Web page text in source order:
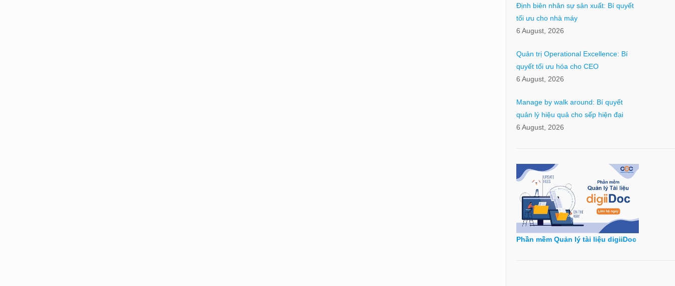
Định biên nhân sự sản xuất: Bí quyết
tối ưu cho nhà máy
6 August, 2026
Quản trị Operational Excellence: Bí
quyết tối ưu hóa cho CEO
6 August, 2026
Manage by walk around: Bí quyết
quản lý hiệu quả cho sếp hiện đại
6 August, 2026
Phần mềm Quản lý tài liệu digiiDoc